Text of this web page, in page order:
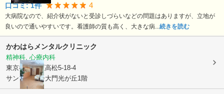
口コミ:1件 4
大病院なので、紹介状がないと受診しづらいなどの問題はありますが、立地が
良いので通いやすいです。看護師の質も高く、大きな病... 続きを読む
かわはらメンタルクリニック
精神科, 心療内科
東京都練馬区高松5-18-4
サンフラワー大門光が丘1階